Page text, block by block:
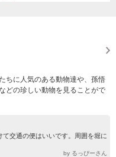
ちに人気のある動物達や、孫悟
どの珍しい動物を見ることがで
交通の便はいいです。周囲を堀に
by るっぴーさん